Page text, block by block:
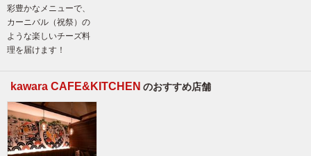
彩豊かなメニューで、
カーニバル（祝祭）の
ような楽しいチーズ料
理を届けます！
kawara CAFE&KITCHEN のおすすめ店舗